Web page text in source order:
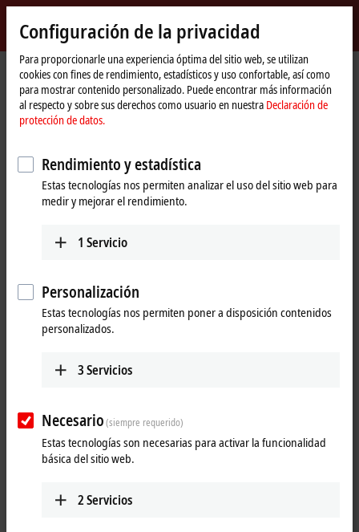
Beckhoff
-
New
Automation
Technology
myBeckhoff
Página
de
inicio
Products I/O
Infrastructure components
Product finder Infrastructure components
Product finder Infrastructure
components
Use the tabular product finder on your mobile device to access our
content.
Tabular product overview
Configuración de la privacidad
Para proporcionarle una experiencia óptima del sitio web, se utilizan
cookies con fines de rendimiento, estadísticos y uso confortable, así como
para mostrar contenido personalizado. Puede encontrar más información
al respecto y sobre sus derechos como usuario en nuestra Declaración de
protección de datos.
Rendimiento y estadística
Estas tecnologías nos permiten analizar el uso del sitio web para
medir y mejorar el rendimiento.
1 Servicio
Personalización
Estas tecnologías nos permiten poner a disposición contenidos
personalizados.
3Servicios
Necesario(siempre requerido)
Estas tecnologías son necesarias para activar la funcionalidad
básica del sitio web.
2Servicios